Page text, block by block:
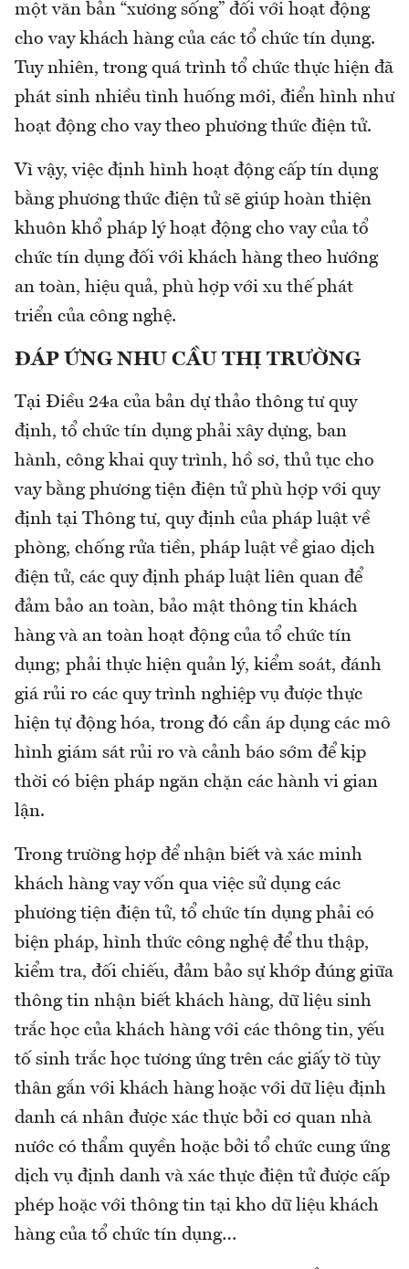
một văn bản “xương sống” đối với hoạt động
cho vay khách hàng của các tổ chức tín dụng.
Tuy nhiên, trong quá trình tổ chức thực hiện đã
phát sinh nhiều tình huống mới, điển hình như
hoạt động cho vay theo phương thức điện tử.
Vì vậy, việc định hình hoạt động cấp tín dụng
bằng phương thức điện tử sẽ giúp hoàn thiện
khuôn khổ pháp lý hoạt động cho vay của tổ
chức tín dụng đối với khách hàng theo hướng
an toàn, hiệu quả, phù hợp với xu thế phát
triển của công nghệ.
ĐÁP ỨNG NHU CẦU THỊ TRƯỜNG
Tại Điều 24a của bản dự thảo thông tư quy
định, tổ chức tín dụng phải xây dựng, ban
hành, công khai quy trình, hồ sơ, thủ tục cho
vay bằng phương tiện điện tử phù hợp với quy
định tại Thông tư, quy định của pháp luật về
phòng, chống rửa tiền, pháp luật về giao dịch
điện tử, các quy định pháp luật liên quan để
đảm bảo an toàn, bảo mật thông tin khách
hàng và an toàn hoạt động của tổ chức tín
dụng; phải thực hiện quản lý, kiểm soát, đánh
giá rủi ro các quy trình nghiệp vụ được thực
hiện tự động hóa, trong đó cần áp dụng các mô
hình giám sát rủi ro và cảnh báo sớm để kịp
thời có biện pháp ngăn chặn các hành vi gian
lận.
Trong trường hợp để nhận biết và xác minh
khách hàng vay vốn qua việc sử dụng các
phương tiện điện tử, tổ chức tín dụng phải có
biện pháp, hình thức công nghệ để thu thập,
kiểm tra, đối chiếu, đảm bảo sự khớp đúng giữa
thông tin nhận biết khách hàng, dữ liệu sinh
trắc học của khách hàng với các thông tin, yếu
tố sinh trắc học tương ứng trên các giấy tờ tùy
thân gắn với khách hàng hoặc với dữ liệu định
danh cá nhân được xác thực bởi cơ quan nhà
nước có thẩm quyền hoặc bởi tổ chức cung ứng
dịch vụ định danh và xác thực điện tử được cấp
phép hoặc với thông tin tại kho dữ liệu khách
hàng của tổ chức tín dụng…